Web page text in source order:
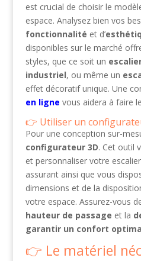
est crucial de choisir le
espace. Analysez bien vos
fonctionnalité et d’
disponibles sur le marché
styles, que ce soit un
industriel, ou même un
effet décoratif unique. Une
en ligne vous aidera à faire
Utiliser un
Pour une conception sur-
configurateur 3D. Cet outil
et personnaliser votre
assurant ainsi que vous
dimensions et de la
votre espace. Assurez-vous
hauteur de passage et la
garantir un confort
Le matériel